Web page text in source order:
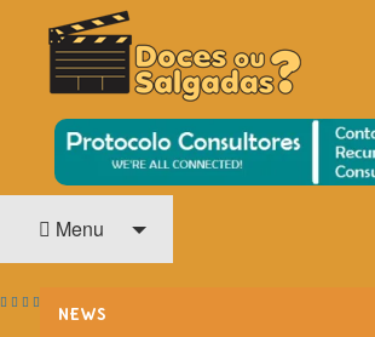
DOCES OU SALGADAS?
O Cinema? Uma Paixão!!
Menu
NEWS